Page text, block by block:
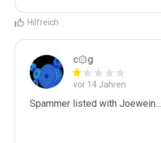
Hilfreich
c۞g
vor 14 Jahren
Spammer listed with Joewein...